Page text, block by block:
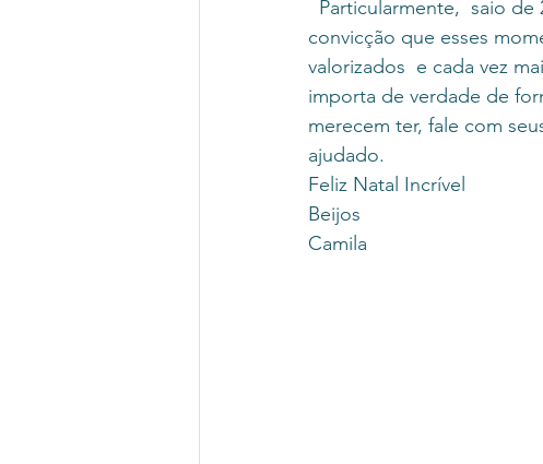
convicção que esses
valorizados  e cada vez
importa de verdade de
merecem ter, fale com
ajudado.
Feliz Natal Incrível
Beijos
Camila